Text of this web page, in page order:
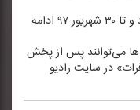
این برنامه از دوشنبه ۱۹ شهریور آغاز می شود و تا ۳۰ شهریور ۹۷ ادامه
می‌توانند پس از پخش
در سایت رادیو